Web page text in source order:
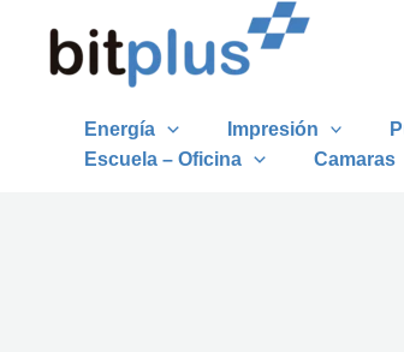
contenido
Energía Impresión
Escuela – Oficina
Camaras